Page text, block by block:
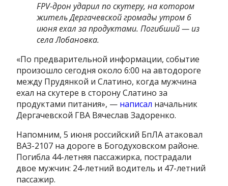
FPV-дрон ударил по скутеру, на котором
житель Дергачевской громады утром 6
июня ехал за продуктами. Погибший — из
села Лобановка.
«По предварительной информации, событие
произошло сегодня около 6:00 на автодороге
между Прудянкой и Слатино, когда мужчина
ехал на скутере в сторону Слатино за
продуктами питания», — написал начальник
Дергачевской ГВА Вячеслав Задоренко.
Напомним, 5 июня российский БпЛА атаковал
ВАЗ-2107 на дороге в Богодуховском районе.
Погибла 44-летняя пассажирка, пострадали
двое мужчин: 24-летний водитель и 47-летний
пассажир.